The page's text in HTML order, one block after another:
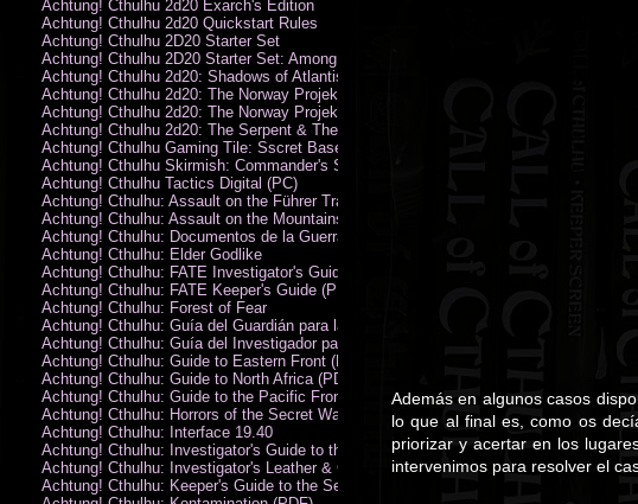
Además en algunos casos
lo que al final es, como os
priorizar y acertar en los
intervenimos para resolver el
Achtung! Cthulhu 2d20 Exarch's Edition
Achtung! Cthulhu 2d20 Quickstart Rules
Achtung! Cthulhu 2D20 Starter Set
Achtung! Cthulhu 2D20 Starter Set: Among the Wolves (PDF)
Achtung! Cthulhu 2d20: Shadows of Atlantis
Achtung! Cthulhu 2d20: The Norway Projekt
Achtung! Cthulhu 2d20: The Norway Projekt (PDF)
Achtung! Cthulhu 2d20: The Serpent & The Sands
Achtung! Cthulhu Gaming Tile: Sscret Base & Icy Ruins
Achtung! Cthulhu Skirmish: Commander's Set
Achtung! Cthulhu Tactics Digital (PC)
Achtung! Cthulhu: Assault on the Führer Train
Achtung! Cthulhu: Assault on the Mountains of Madness
Achtung! Cthulhu: Documentos de la Guerra Secreta
Achtung! Cthulhu: Elder Godlike
Achtung! Cthulhu: FATE Investigator's Guide (PDF)
Achtung! Cthulhu: FATE Keeper's Guide (PDF)
Achtung! Cthulhu: Forest of Fear
Achtung! Cthulhu: Guía del Guardián para la Guerra Secreta
Achtung! Cthulhu: Guía del Investigador para la Guerra Secreta
Achtung! Cthulhu: Guide to Eastern Front (PDF)
Achtung! Cthulhu: Guide to North Africa (PDF)
Achtung! Cthulhu: Guide to the Pacific Front
Achtung! Cthulhu: Horrors of the Secret War
Achtung! Cthulhu: Interface 19.40
Achtung! Cthulhu: Investigator's Guide to the Secret War
Achtung! Cthulhu: Investigator's Leather & Canvas Bag
Achtung! Cthulhu: Keeper's Guide to the Secret War